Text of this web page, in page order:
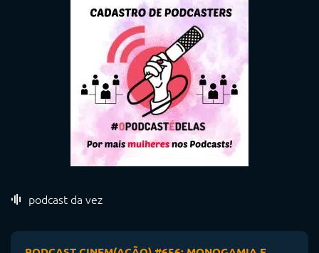
podcast da vez